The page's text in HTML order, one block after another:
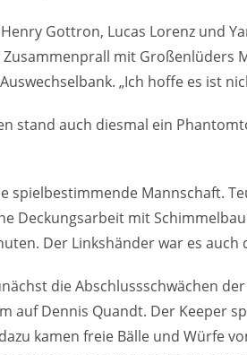
Gottron, Lucas Lorenz und
mit Großenlüders
„Ich hoffe es ist
stand auch diesmal ein
spielbestimmende Mannschaft.
Deckungsarbeit mit
Der Linkshänder war es
die Abschlussschwächen
auf Dennis Quandt. Der Keeper
kamen freie Bälle und Würfe